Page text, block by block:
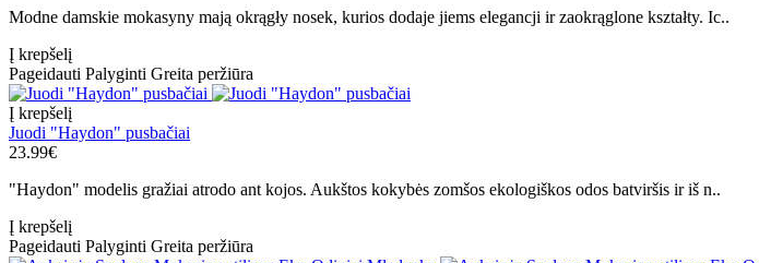
Modne damskie mokasyny mają okrągły nosek, kurios dodaje jiems elegancji ir zaokrąglone kształty. Ic..
Į krepšelį
Pageidauti Palyginti Greita peržiūra
Į krepšelį
Juodi "Haydon" pusbačiai
23.99€
"Haydon" modelis gražiai atrodo ant kojos. Aukštos kokybės zomšos ekologiškos odos batviršis ir iš n..
Į krepšelį
Pageidauti Palyginti Greita peržiūra